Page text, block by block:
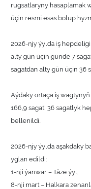
rugsatlaryny hasaplamak
üçin resmi esas bolup
2026-njy ýylda iş
alty gün üçin günde 7
sagatdan alty gün üçin 36
Aýdaky ortaça iş
166,9 sagat; 36 sagatlyk
bellenildi.
2026-njy ýylda aşakdaky
yglan edildi:
1-nji ýanwar – Täze ýyl;
8-nji mart – Halkara